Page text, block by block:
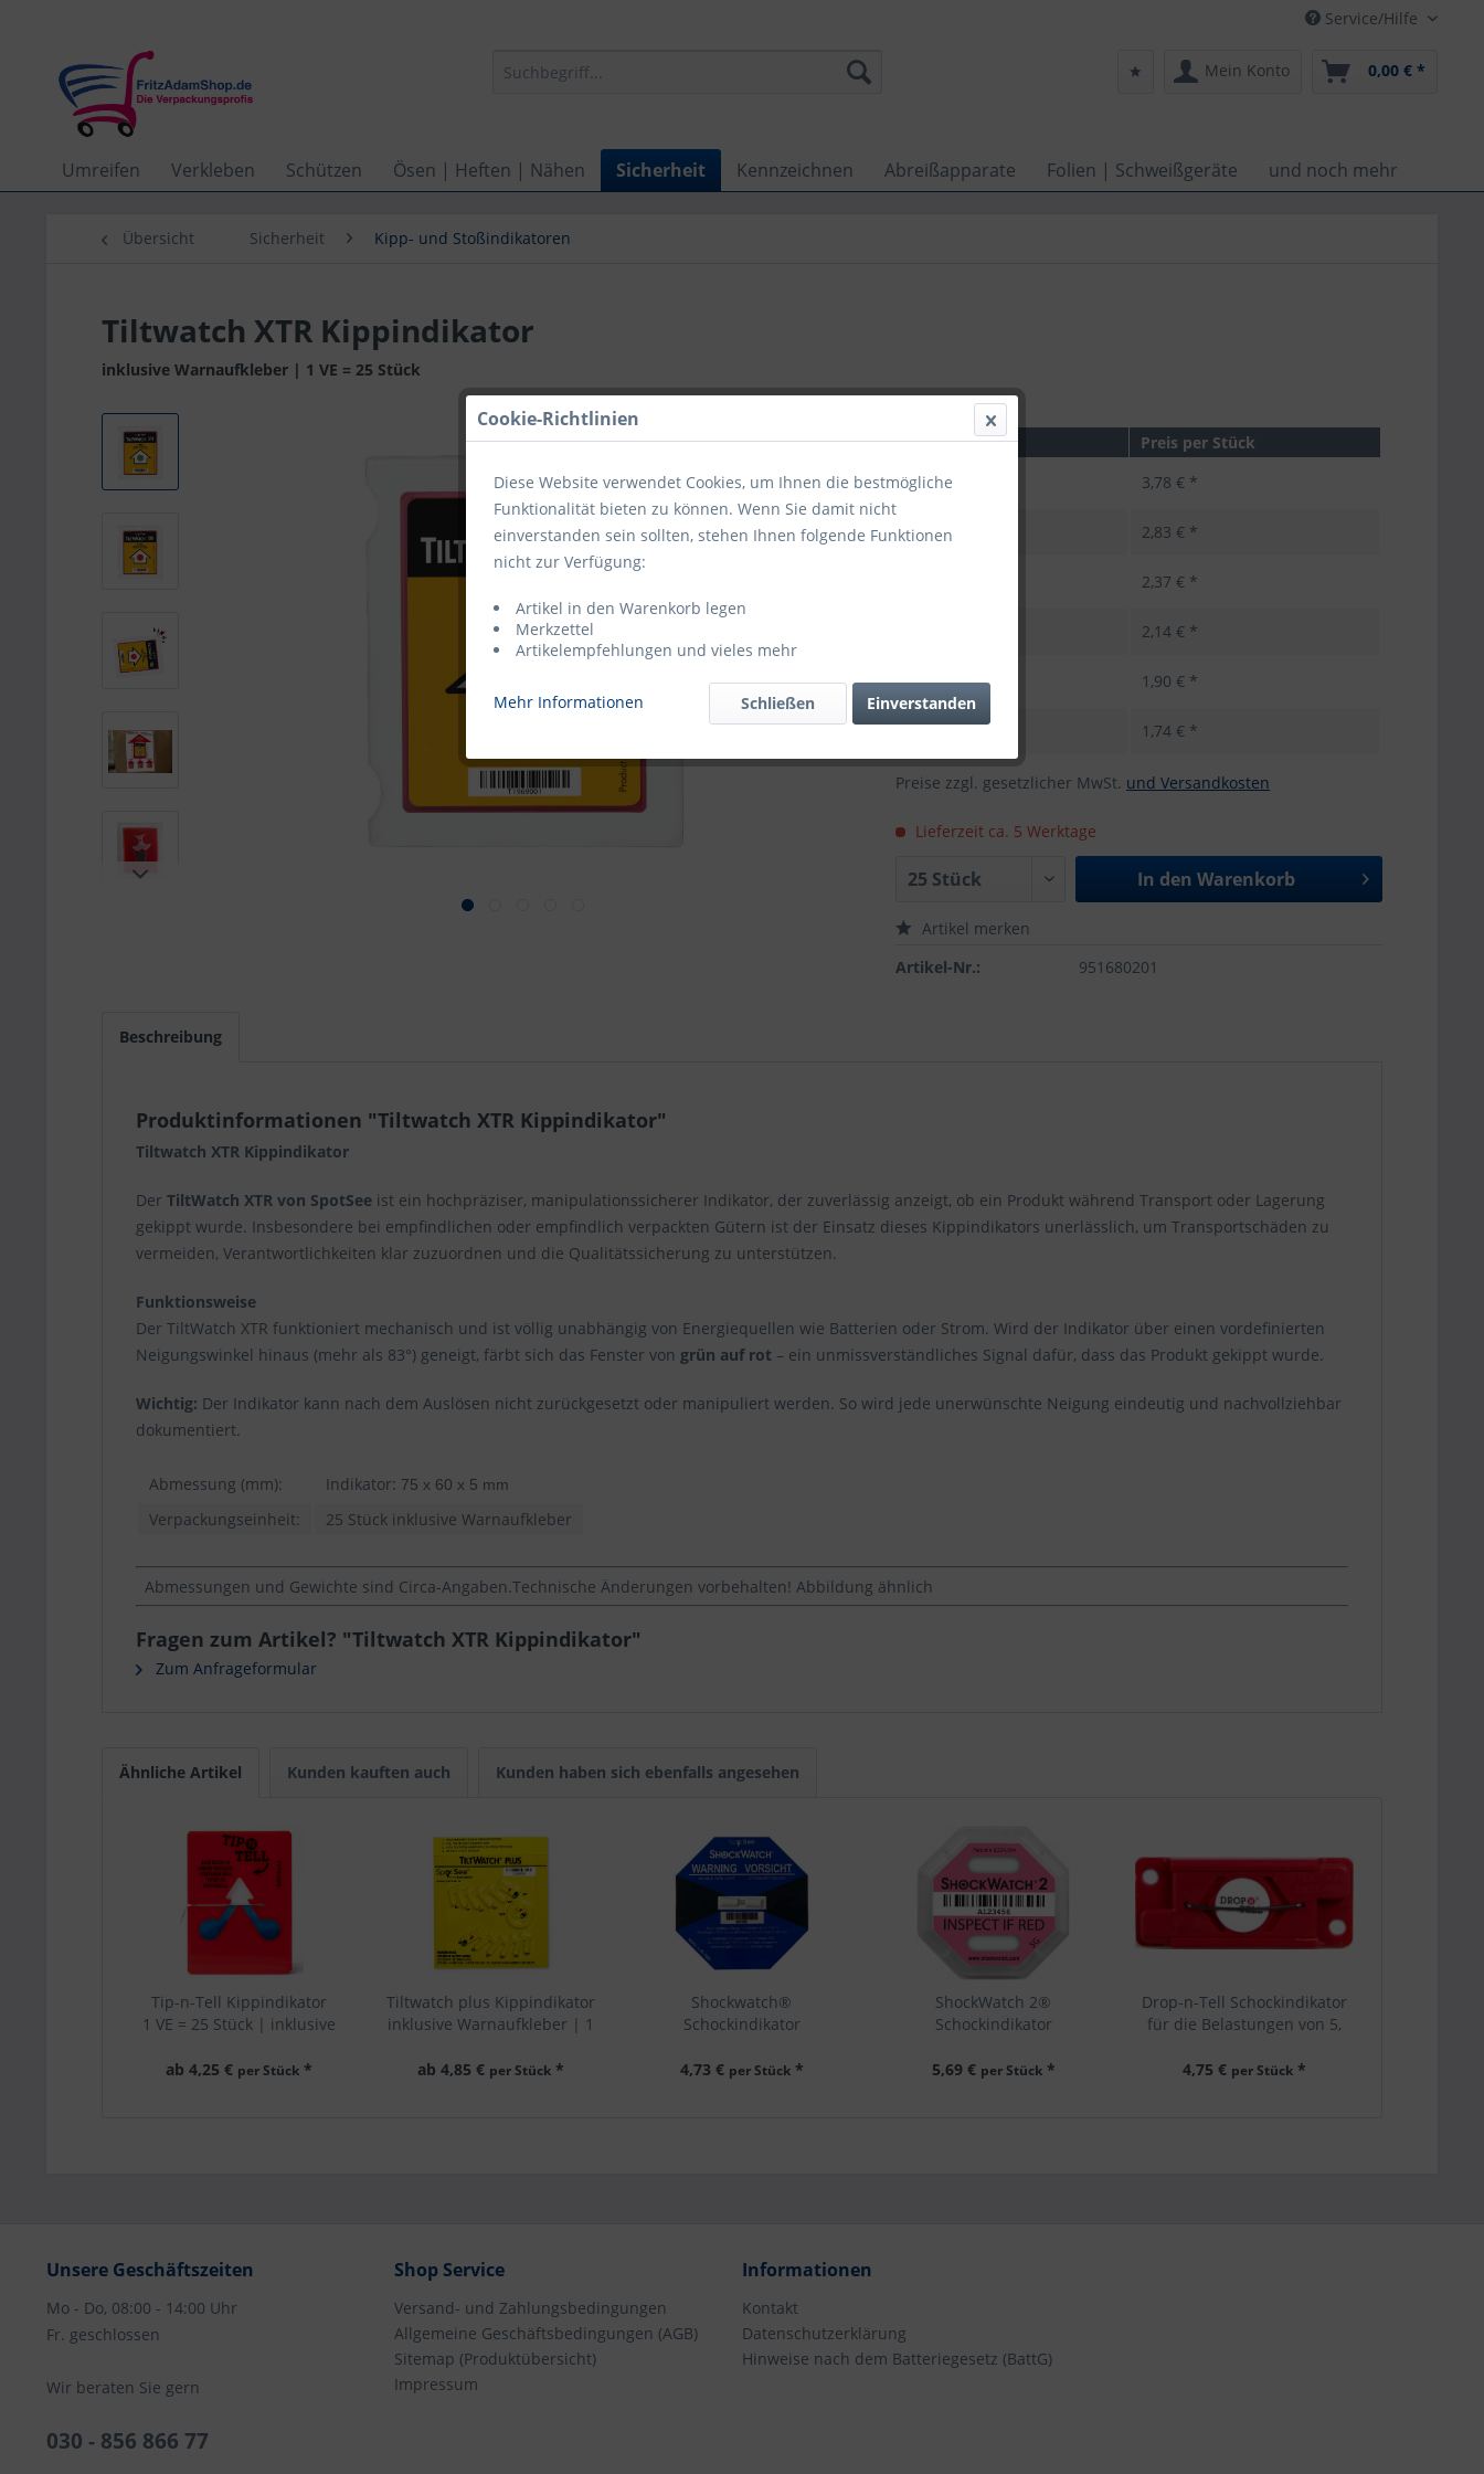
Service/Hilfe
Mein Konto 0,00 € *
Umreifen Verkleben Schützen Ösen | Heften | Nähen Sicherheit Kennzeichnen Abreißapparate Folien | Schweißgeräte und noch mehr
Übersicht Sicherheit Kipp- und Stoßindikatoren
Tiltwatch XTR Kippindikator
inklusive Warnaufkleber | 1 VE = 25 Stück
Menge
Preis per Stück
ab25Stück 3,78 € *
ab50Stück 2,83 € *
2,37 € *
2,14 € *
ab500Stück 1,90 € *
ab1200Stück 1,74 € *
Preise zzgl. gesetzlicher MwSt. und Versandkosten
Lieferzeit ca. 5 Werktage
In den Warenkorb
Artikel merken
Artikel-Nr.:
951680201
Beschreibung
Produktinformationen "Tiltwatch XTR Kippindikator"
Tiltwatch XTR Kippindikator
Der TiltWatch XTR von SpotSee ist ein hochpräziser, manipulationssicherer Indikator, der zuverlässig anzeigt, ob ein Produkt während Transport oder Lagerung
gekippt wurde. Insbesondere bei empfindlichen oder empfindlich verpackten Gütern ist der Einsatz dieses Kippindikators unerlässlich, um Transportschäden zu
vermeiden, Verantwortlichkeiten klar zuzuordnen und die Qualitätssicherung zu unterstützen.
Funktionsweise
Der TiltWatch XTR funktioniert mechanisch und ist völlig unabhängig von Energiequellen wie Batterien oder Strom. Wird der Indikator über einen vordefinierten
Neigungswinkel hinaus (mehr als 83°) geneigt, färbt sich das Fenster von grün auf rot – ein unmissverständliches Signal dafür, dass das Produkt gekippt wurde.
Wichtig: Der Indikator kann nach dem Auslösen nicht zurückgesetzt oder manipuliert werden. So wird jede unerwünschte Neigung eindeutig und nachvollziehbar
dokumentiert.
Abmessung (mm): Indikator: 75 x 60 x 5 mm
Verpackungseinheit: 25 Stück inklusive Warnaufkleber
Abmessungen und Gewichte sind Circa-Angaben.Technische Änderungen vorbehalten! Abbildung ähnlich
Fragen zum Artikel? "Tiltwatch XTR Kippindikator"
Zum Anfrageformular
Ähnliche Artikel Kunden kauften auch Kunden haben sich ebenfalls angesehen
Tip-n-Tell Kippindikator
1 VE = 25 Stück | inklusive
ab 4,25 € per Stück *
Tiltwatch plus Kippindikator
inklusive Warnaufkleber | 1
ab 4,85 € per Stück*
Shockwatch®
Schockindikator
15, 25, 37, 50, 75 oder 100 "g"
4,73 € per Stück*
ShockWatch 2®
Schockindikator
Belastungen von 5, 10, 15, 25,
5,69 € per Stück*
Drop-n-Tell Schockindikator
für die Belastungen von 5,
lieferbar | 1 VE = 25 Stück
4,75 € per Stück *
Unsere Geschäftszeiten
Mo - Do, 08:00 - 14:00 Uhr
Fr. geschlossen
Wir beraten Sie gern
030 - 856 866 77
Shop Service
Versand- und Zahlungsbedingungen
Allgemeine Geschäftsbedingungen (AGB)
Sitemap (Produktübersicht)
Impressum
Informationen
Kontakt
Datenschutzerklärung
Hinweise nach dem Batteriegesetz (BattG)
Cookie-Richtlinien
Diese Website verwendet Cookies, um Ihnen die bestmögliche
Funktionalität bieten zu können. Wenn Sie damit nicht
einverstanden sein sollten, stehen Ihnen folgende Funktionen
nicht zur Verfügung:
Artikel in den Warenkorb legen
Merkzettel
Artikelempfehlungen und vieles mehr
Mehr Informationen Einverstanden
Schließen